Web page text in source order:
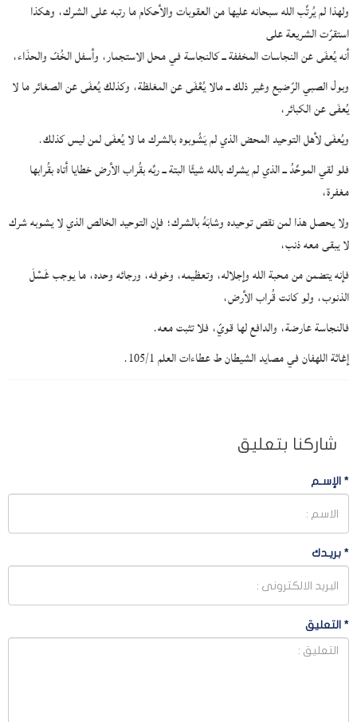
ولهذا لم يُرتِّب الله سبحانه عليها من العقوبات والأحكام ما رتبه على الشرك، وهكذا
استقرّت الشريعة على
أنه يُعفَى عن النجاسات المخففة ــ كالنجاسة في محل الاستجمار، وأسفل الخُفّ والحذَاء،
وبول الصبي الرّضيع وغير ذلك ــ مالا يُعْفَى عن المغلظة، وكذلك يُعفَى عن الصغائر ما لا
يُعفَى عن الكبائر،
ويُعفَى لأهل التوحيد المحض الذي لم يَشُوبوه بالشرك ما لا يُعفَى لمن ليس كذلك.
فلو لقي الموحِّدُ ــ الذي لم يشرك بالله شيئًا البتة ــ ربَّه بقُراب الأرض خطايا أتاه بقُرابها
مغفرة،
ولا يحصل هذا لمن نقص توحيده وشابَهُ بالشرك؛ فإن التوحيد الخالص الذي لا يشوبه شرك
لا يبقى معه ذنب،
فإنه يتضمن من محبة الله وإجلاله، وتعظيمه، وخوفه، ورجائه وحده، ما يوجب غَسْلَ
الذنوب، ولو كانت قُراب الأرض،
فالنجاسة عارضة، والدافع لها قويّ، فلا تثبت معه.
إغاثة اللهفان في مصايد الشيطان ط عطاءات العلم 105/1.
شاركنا بتعليق
* الإسـم
* بريـدك
* التعليق